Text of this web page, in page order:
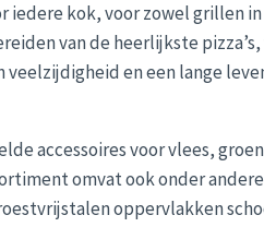
iedere kok, voor zowel grillen
van de heerlijkste pizza’s,
veelzijdigheid en een lange
accessoires voor vlees,
omvat ook onder andere
oppervlakken